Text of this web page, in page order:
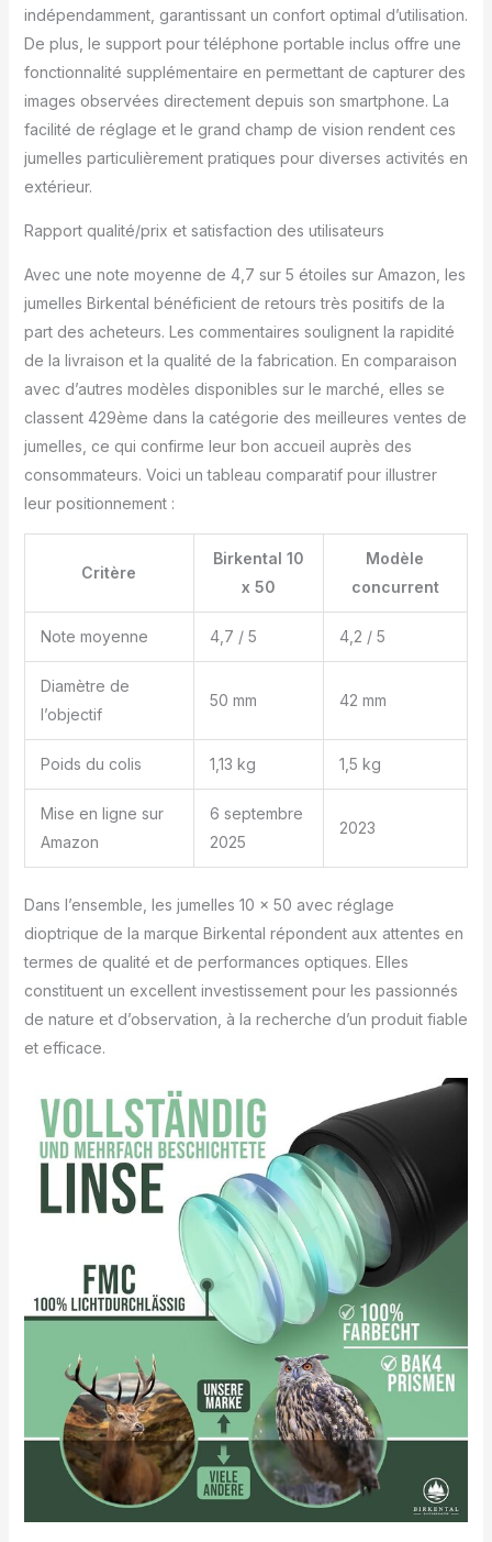
indépendamment, garantissant un confort optimal d’utilisation.
De plus, le support pour téléphone portable inclus offre une
fonctionnalité supplémentaire en permettant de capturer des
images observées directement depuis son smartphone. La
facilité de réglage et le grand champ de vision rendent ces
jumelles particulièrement pratiques pour diverses activités en
extérieur.
Rapport qualité/prix et satisfaction des utilisateurs
Avec une note moyenne de 4,7 sur 5 étoiles sur Amazon, les
jumelles Birkental bénéficient de retours très positifs de la
part des acheteurs. Les commentaires soulignent la rapidité
de la livraison et la qualité de la fabrication. En comparaison
avec d’autres modèles disponibles sur le marché, elles se
classent 429ème dans la catégorie des meilleures ventes de
jumelles, ce qui confirme leur bon accueil auprès des
consommateurs. Voici un tableau comparatif pour illustrer
leur positionnement :
Critère
Birkental 10
x 50
Modèle
concurrent
Note moyenne 4,7 / 5 4,2 / 5
Diamètre de
l’objectif
50 mm 42 mm
Poids du colis 1,13 kg 1,5 kg
Mise en ligne sur
Amazon
6 septembre
2025
2023
Dans l’ensemble, les jumelles 10 x 50 avec réglage
dioptrique de la marque Birkental répondent aux attentes en
termes de qualité et de performances optiques. Elles
constituent un excellent investissement pour les passionnés
de nature et d’observation, à la recherche d’un produit fiable
et efficace.